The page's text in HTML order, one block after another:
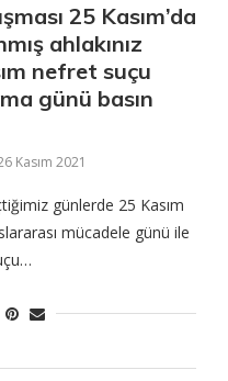
25 Kasım’da
ahlakınız
nefret suçu
günü basın
Kasım 2021
günlerde 25 Kasım
mücadele günü ile